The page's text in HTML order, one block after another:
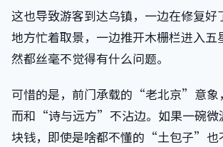
这也导致游客到达乌镇，一边在修复
地方忙着取景，一边推开木栅栏进入
然都丝毫不觉得有什么问题。
可惜的是，前门承载的“老北京”意
而和“诗与远方”不沾边。如果一碗微
块钱，即使是啥都不懂的“土包子”也